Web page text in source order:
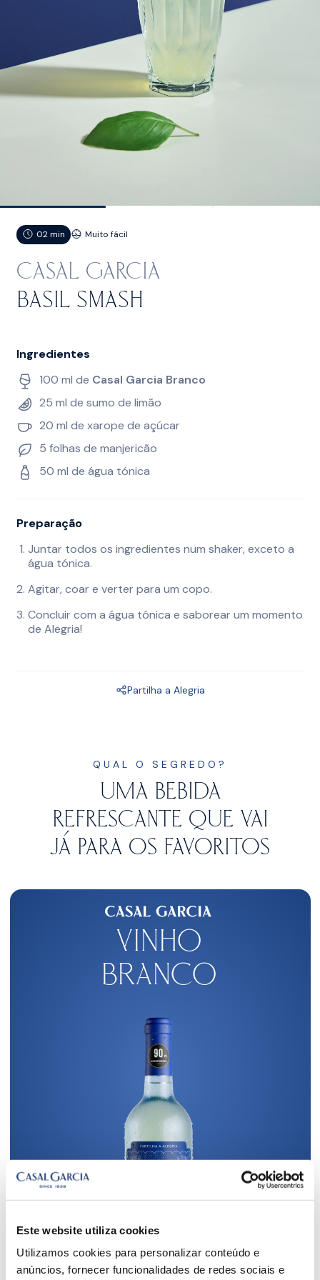
Este website utiliza cookies
Utilizamos cookies para personalizar conteúdo e
anúncios, fornecer funcionalidades de redes sociais e
02 min Muito fácil
CASAL GARCIA
basil smash
Ingredientes
100 ml de Casal Garcia Branco
25 ml de sumo de limão
20 ml de xarope de açúcar
5 folhas de manjericão
50 ml de água tónica
Preparação
Juntar todos os ingredientes num shaker, exceto a
água tónica.
Agitar, coar e verter para um copo.
Concluir com a água tónica e saborear um momento
de Alegria!
Partilha a Alegria
QUAL O SEGREDO?
UMA BEBIDA
REFRESCANTE QUE VAI
JÁ PARA OS FAVORITOS
vinho
branco